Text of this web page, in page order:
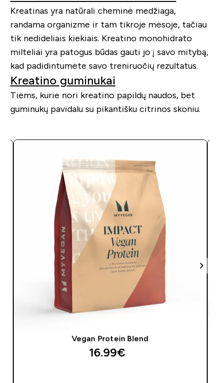
Kreatinas yra natūrali cheminė medžiaga,
randama organizme ir tam tikroje mėsoje, tačiau
tik nedideliais kiekiais. Kreatino monohidrato
milteliai yra patogus būdas gauti jo į savo mitybą,
kad padidintumėte savo treniruočių rezultatus.
Kreatino guminukai
Tiems, kurie nori kreatino papildų naudos, bet
guminukų pavidalu su pikantišku citrinos skoniu.
Vegan Protein Blend
16.99€‎